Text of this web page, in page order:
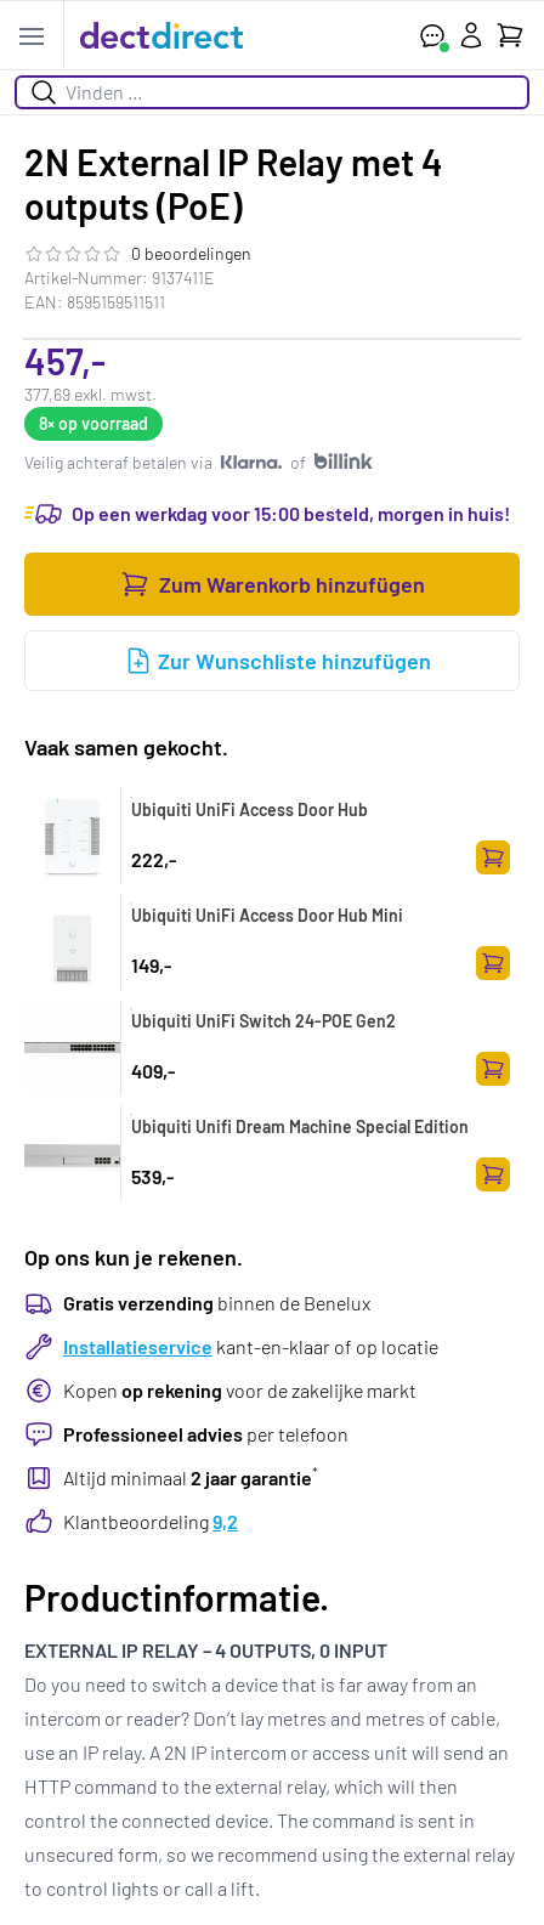
Open menu
Suchen
Ihr
2N External IP Relay met 4
outputs (PoE)
Die Bewertung dieses Produkts ist
0 beoordelingen
Artikel-Nummer: 9137411E
EAN: 8595159511511
457,-
377,69 exkl. mwst.
8×op voorraad
Veilig achteraf betalen via
of
Op een werkdag voor 15:00 besteld, morgen in huis!
Zum Warenkorb hinzufügen
Zur Wunschliste hinzufügen
Vaak samen gekocht.
Ubiquiti UniFi Access Door Hub
222,-
Zum
Ubiquiti UniFi Access Door Hub Mini
149,-
Zum
Ubiquiti UniFi Switch 24-POE Gen2
409,-
Zum
Ubiquiti Unifi Dream Machine Special Edition
539,-
Zum
Op ons kun je rekenen.
Gratis verzending binnen de Benelux
Installatieservice kant-en-klaar of op locatie
Kopen op rekening voor de zakelijke markt
Professioneel advies per telefoon
Altijd minimaal 2 jaar garantie*
Klantbeoordeling9,2
Productinformatie.
EXTERNAL IP RELAY – 4 OUTPUTS, 0 INPUT
Do you need to switch a device that is far away from an
intercom or reader? Don’t lay metres and metres of cable,
use an IP relay. A 2N IP intercom or access unit will send an
HTTP command to the external relay, which will then
control the connected device. The command is sent in
unsecured form, so we recommend using the external relay
to control lights or call a lift.